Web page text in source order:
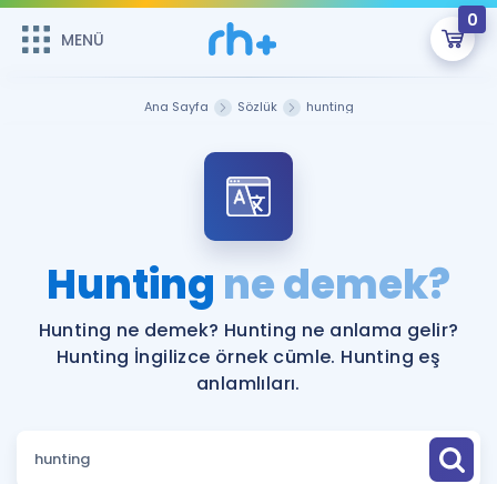
MENÜ
0
Şifremi Hatırlamıyorum
ÜYE DEĞİLİM
Sepetin Şu An Boş.
Remzi Hoca ile seni sınava hazırlayacak onlarca eğitim seni
bekliyor!
MENÜ
Katılımcı Görüşleri
Faydalı Araçlar
Sözlük
Hakkımızda
Ana Sayfa Sözlük hunting
Hunting ne demek?
Hunting ne demek? Hunting ne anlama gelir?
Hunting İngilizce örnek cümle. Hunting eş
anlamlıları.